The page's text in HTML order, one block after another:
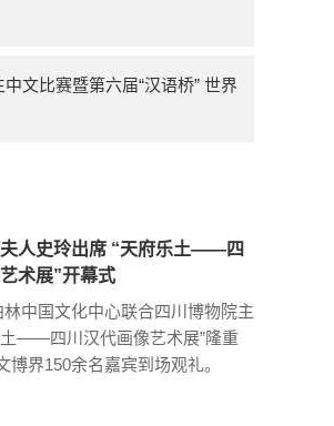
文比赛暨第六届“汉语桥” 世界
人史玲出席 “天府乐土——四
术展”开幕式
中国文化中心联合四川博物院主
土——四川汉代画像艺术展”隆重
博界150余名嘉宾到场观礼。